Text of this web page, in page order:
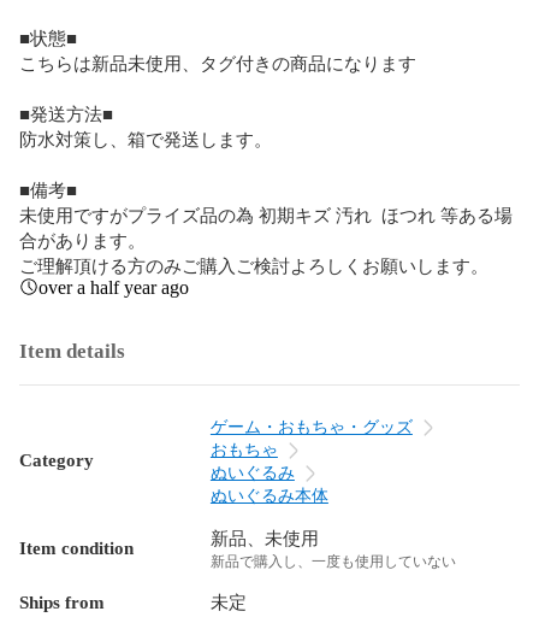
■状態■
こちらは新品未使用、タグ付きの商品になります
■発送方法■
防水対策し、箱で発送します。
■備考■
未使用ですがプライズ品の為 初期キズ 汚れ  ほつれ 等ある場
合があります。
ご理解頂ける方のみご購入ご検討よろしくお願いします。
over a half year ago
Item details
Category
ゲーム・おもちゃ・グッズ
おもちゃ
ぬいぐるみ
ぬいぐるみ本体
Item condition 新品、未使用
新品で購入し、一度も使用していない
Ships from 未定